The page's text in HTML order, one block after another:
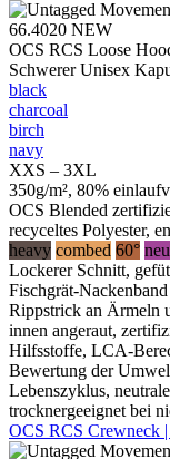
66.4020 NEW
OCS RCS Loose
Schwerer Unisex
black
charcoal
birch
navy
XXS – 3XL
350g/m², 80%
OCS Blended
recyceltes Polyester,
heavy combed 60°
Lockerer Schnitt,
Fischgrät-
Rippstrick an Ärmeln
innen angeraut,
Hilfsstoffe, LCA-
Bewertung der
Lebenszyklus,
trocknergeeignet bei
OCS RCS Crewneck